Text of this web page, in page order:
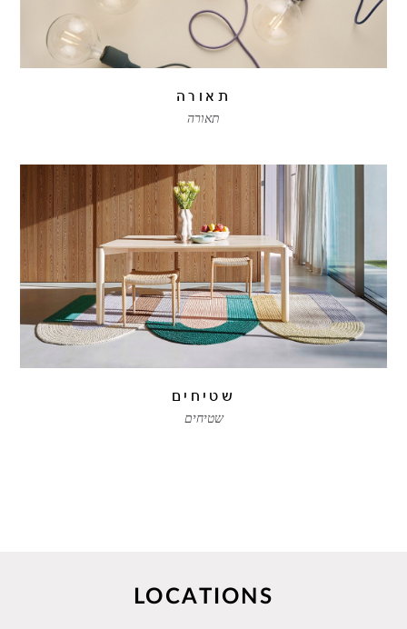
תאורה
תאורה
שטיחים
שטיחים
LOCATIONS